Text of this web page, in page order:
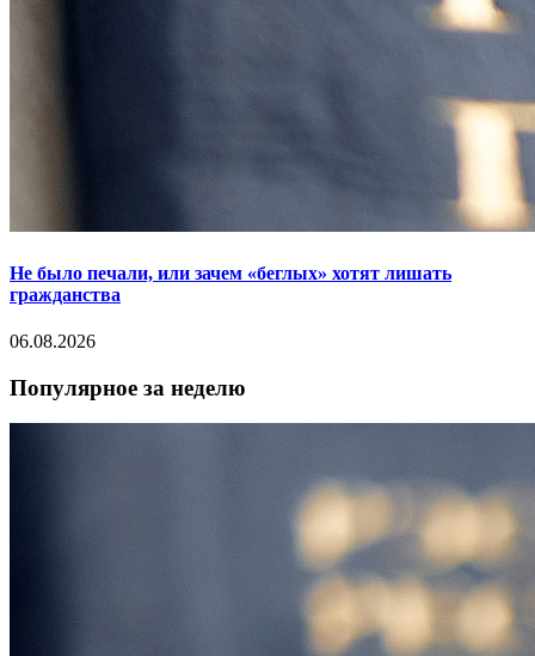
Не было печали, или зачем «беглых» хотят лишать
гражданства
06.08.2026
Популярное за неделю